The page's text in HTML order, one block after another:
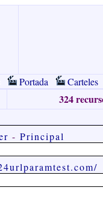
Portada Carteles
324
- Principal